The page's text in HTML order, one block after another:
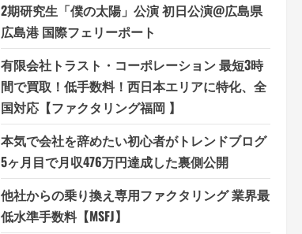
2期研究生「僕の太陽」公演 初日公演@広島県
広島港 国際フェリーポート
有限会社トラスト・コーポレーション 最短3時
間で買取！低手数料！西日本エリアに特化、全
国対応【ファクタリング福岡 】
本気で会社を辞めたい初心者がトレンドブログ
5ヶ月目で月収476万円達成した裏側公開
他社からの乗り換え専用ファクタリング 業界最
低水準手数料【MSFJ】